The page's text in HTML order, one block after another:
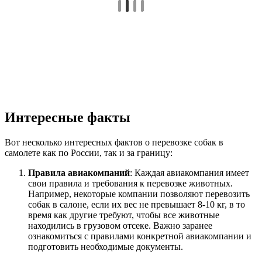
Интересные факты
Вот несколько интересных фактов о перевозке собак в
самолете как по России, так и за границу:
Правила авиакомпаний: Каждая авиакомпания имеет
свои правила и требования к перевозке животных.
Например, некоторые компании позволяют перевозить
собак в салоне, если их вес не превышает 8-10 кг, в то
время как другие требуют, чтобы все животные
находились в грузовом отсеке. Важно заранее
ознакомиться с правилами конкретной авиакомпании и
подготовить необходимые документы.